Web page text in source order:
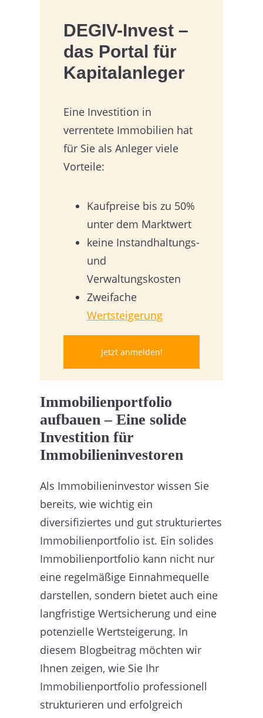
DEGIV-Invest –
das Portal für
Kapitalanleger
Eine Investition in
verrentete Immobilien hat
für Sie als Anleger viele
Vorteile:
Kaufpreise bis zu 50%
unter dem Marktwert
keine Instandhaltungs-
und
Verwaltungskosten
Zweifache
Wertsteigerung
Jetzt anmelden!
Immobilienportfolio
aufbauen – Eine solide
Investition für
Immobilieninvestoren
Als Immobilieninvestor wissen Sie
bereits, wie wichtig ein
diversifiziertes und gut strukturiertes
Immobilienportfolio ist. Ein solides
Immobilienportfolio kann nicht nur
eine regelmäßige Einnahmequelle
darstellen, sondern bietet auch eine
langfristige Wertsicherung und eine
potenzielle Wertsteigerung. In
diesem Blogbeitrag möchten wir
Ihnen zeigen, wie Sie Ihr
Immobilienportfolio professionell
strukturieren und erfolgreich